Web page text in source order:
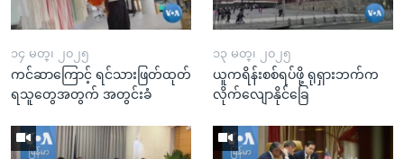
၁၄ မတ္၊ ၂၀၂၅
ကင်ဆာကြောင့် ရင်သားဖြတ်ထုတ်
ရသူတွေအတွက် အတွင်းခံ
၁၃ မတ္၊ ၂၀၂၅
ယူကရိန်းစစ်ရပ်ဖို့ ရုရှားဘက်က
လိုက်လျောနိုင်ခြေ